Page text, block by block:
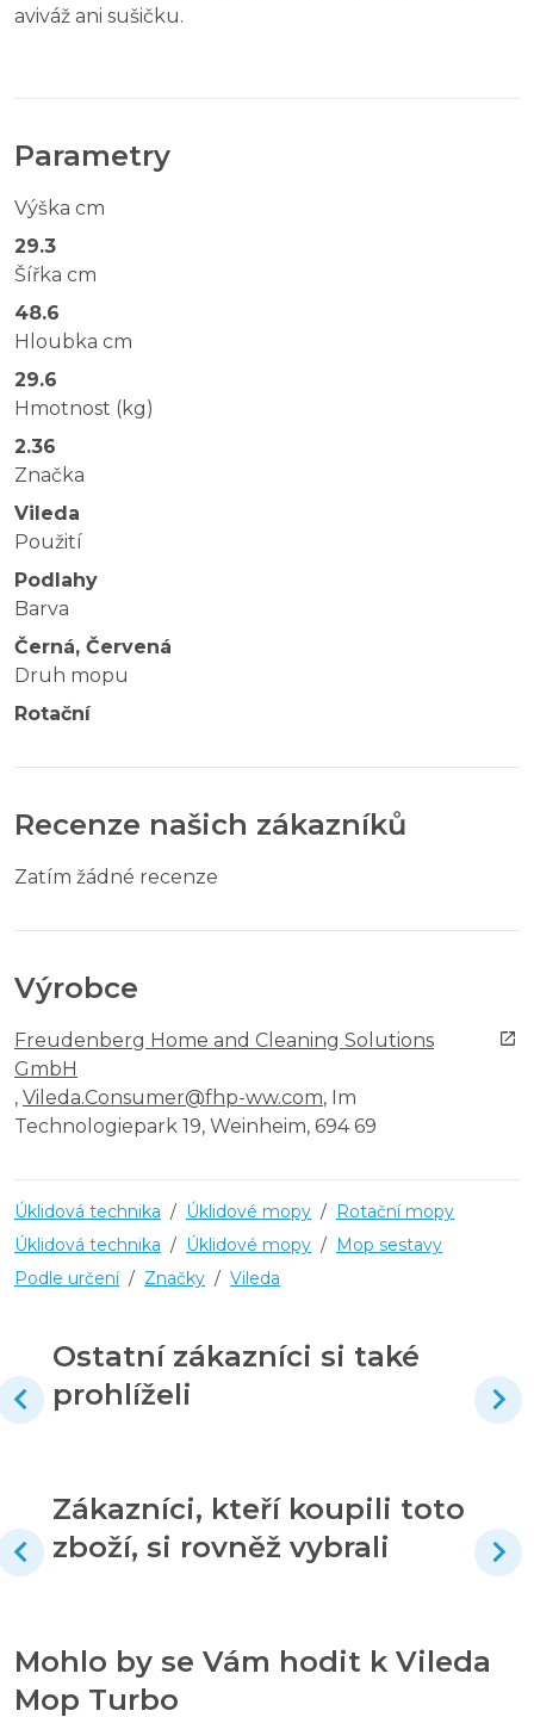
aviváž ani sušičku.
Parametry
Výška cm
29.3
Šířka cm
48.6
Hloubka cm
29.6
Hmotnost (kg)
2.36
Značka
Vileda
Použití
Podlahy
Barva
Černá, Červená
Druh mopu
Rotační
Recenze našich zákazníků
Zatím žádné recenze
Výrobce
Freudenberg Home and Cleaning Solutions
GmbH
, Vileda.Consumer@fhp-ww.com, Im
Technologiepark 19, Weinheim, 694 69
Úklidová technika / Úklidové mopy / Rotační mopy
Úklidová technika / Úklidové mopy / Mop sestavy
Podle určení / Značky / Vileda
Ostatní zákazníci si také
prohlíželi
Zákazníci, kteří koupili toto
zboží, si rovněž vybrali
Mohlo by se Vám hodit k Vileda
Mop Turbo